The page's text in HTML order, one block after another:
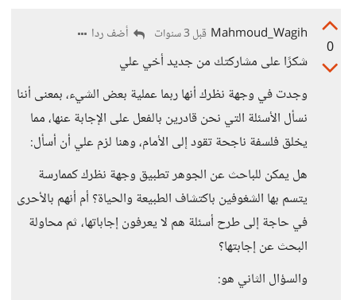
0
Mahmoud_Wagih قبل 3 سنوات أضف ردا
شكرًا على مشاركتك من جديد أخي علي
وجدت في وجهة نظرك أنها ربما عملية بعض الشيء، بمعنى أننا
نسأل الأسئلة التي نحن قادرين بالفعل على الإجابة عنها، مما
يخلق فلسفة ناجحة تقود إلى الأمام، وهنا لزم علي أن أسأل:
هل يمكن للباحث عن الجوهر تطبيق وجهة نظرك كممارسة
يتسم بها الشغوفين باكتشاف الطبيعة والحياة؟ أم أنهم بالأحرى
في حاجة إلى طرح أسئلة هم لا يعرفون إجاباتها، ثم محاولة
البحث عن إجابتها؟
والسؤال الثاني هو: